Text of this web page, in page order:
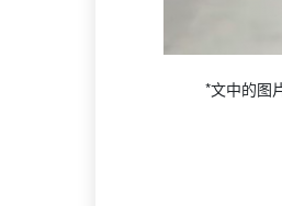
*文中的图